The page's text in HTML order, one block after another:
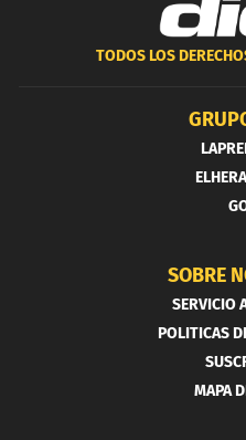
TODOS LOS
SOBRE
SERVICIO
POLITICAS
MAPA